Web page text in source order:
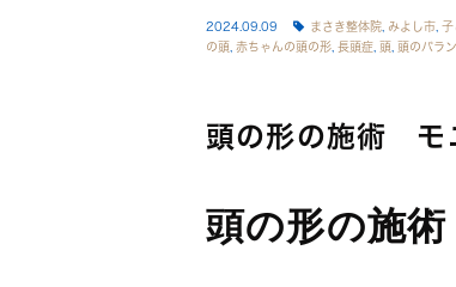
2024.09.09 まさき整体院 みよし市 子
の頭 赤ちゃんの頭の形 長頭症 頭 頭のバラ
頭の形の施術 モ
頭の形の施術